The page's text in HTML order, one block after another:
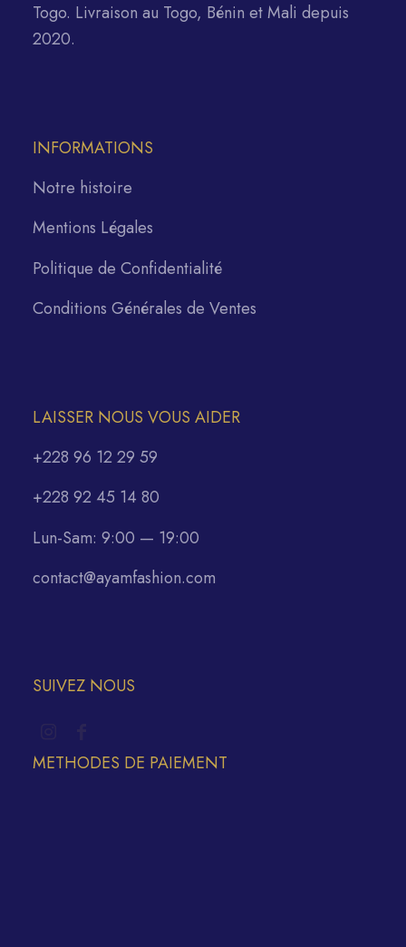
Togo. Livraison au Togo, Bénin et Mali depuis
2020.
INFORMATIONS
Notre histoire
Mentions Légales
Politique de Confidentialité
Conditions Générales de Ventes
LAISSER NOUS VOUS AIDER
+228 96 12 29 59
+228 92 45 14 80
Lun-Sam: 9:00 — 19:00
contact@ayamfashion.com
SUIVEZ NOUS
METHODES DE PAIEMENT